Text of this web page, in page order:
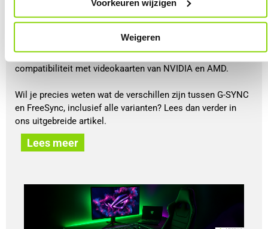
Voorkeuren wijzigen
Weigeren
SYNC en AMD FreeSync. Beide technologieën doen in de
basis hetzelfde, maar verschillen in certificering, functies en
compatibiliteit met videokaarten van NVIDIA en AMD.
Wil je precies weten wat de verschillen zijn tussen G-SYNC
en FreeSync, inclusief alle varianten? Lees dan verder in
ons uitgebreide artikel.
Lees meer